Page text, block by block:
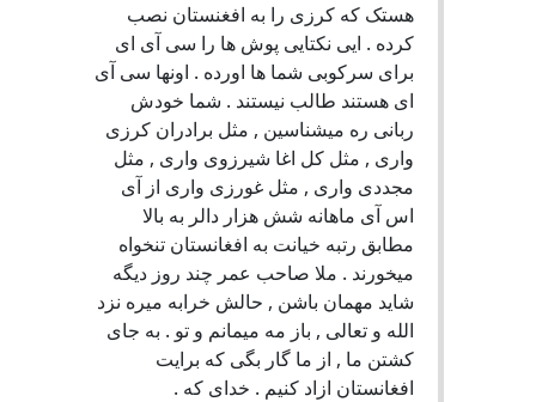
هستک که کرزی را به افغنستان نصب
کرده . ایی نکتایی پوش ها را سی آی ای
برای سرکوبی شما ها اورده . اونها سی آی
ای هستند طالب نیستند . شما خودش
ربانی ره میشناسین , مثل برادران کرزی
واری , مثل کل اغا شیرزوی واری , مثل
مجددی واری , مثل غورزی واری از آی
اس آی ماهانه شش هزار دالر به بالا
مطابق رتبه خیانت به افغانستان تنخواه
میخورند . ملا صاحب عمر چند روز دیگه
شاید مهمان باشن , حالش خرابه میره نزد
الله و تعالی , باز مه میمانم و تو . به جای
کشتن ما , از ما گار بگی که برایت
افغانستان ازاد کنیم . خدای که .